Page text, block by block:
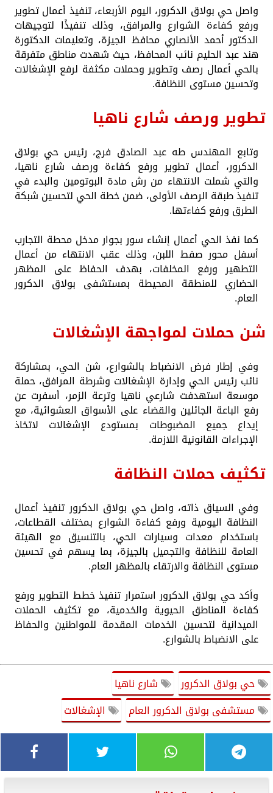
واصل حي بولاق الدكرور، اليوم الأربعاء، تنفيذ أعمال تطوير
ورفع كفاءة الشوارع والمرافق، وذلك تنفيذًا لتوجيهات
الدكتور أحمد الأنصاري محافظ الجيزة، وتعليمات الدكتورة
هند عبد الحليم نائب المحافظ، حيث شهدت مناطق متفرقة
بالحي أعمال رصف وتطوير وحملات مكثفة لرفع الإشغالات
وتحسين مستوى النظافة.
تطوير ورصف شارع ناهيا
وتابع المهندس طه عبد الصادق فرج، رئيس حي بولاق
الدكرور، أعمال تطوير ورفع كفاءة ورصف شارع ناهيا،
والتي شملت الانتهاء من رش مادة البوتومين والبدء في
تنفيذ طبقة الرصف الأولى، ضمن خطة الحي لتحسين شبكة
الطرق ورفع كفاءتها.
كما نفذ الحي أعمال إنشاء سور بجوار مدخل محطة التجارب
أسفل محور صفط اللبن، وذلك عقب الانتهاء من أعمال
التطهير ورفع المخلفات، بهدف الحفاظ على المظهر
الحضاري للمنطقة المحيطة بمستشفى بولاق الدكرور
العام.
شن حملات لمواجهة الإشغالات
وفي إطار فرض الانضباط بالشوارع، شن الحي، بمشاركة
نائب رئيس الحي وإدارة الإشغالات وشرطة المرافق، حملة
موسعة استهدفت شارعي ناهيا وترعة الزمر، أسفرت عن
رفع الباعة الجائلين والقضاء على الأسواق العشوائية، مع
إيداع جميع المضبوطات بمستودع الإشغالات لاتخاذ
الإجراءات القانونية اللازمة.
تكثيف حملات النظافة
وفي السياق ذاته، واصل حي بولاق الدكرور تنفيذ أعمال
النظافة اليومية ورفع كفاءة الشوارع بمختلف القطاعات،
باستخدام معدات وسيارات الحي، بالتنسيق مع الهيئة
العامة للنظافة والتجميل بالجيزة، بما يسهم في تحسين
مستوى النظافة والارتقاء بالمظهر العام.
وأكد حي بولاق الدكرور استمرار تنفيذ خطط التطوير ورفع
كفاءة المناطق الحيوية والخدمية، مع تكثيف الحملات
الميدانية لتحسين الخدمات المقدمة للمواطنين والحفاظ
على الانضباط بالشوارع.
حي بولاق الدكرور
شارع ناهيا
مستشفى بولاق الدكرور العام
الإشغالات